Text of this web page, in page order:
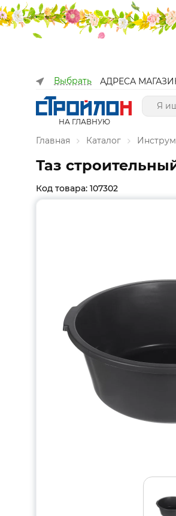
Выбрать АДРЕСА
НА ГЛАВНУЮ
Главная Каталог
Таз
Код товара: 107302